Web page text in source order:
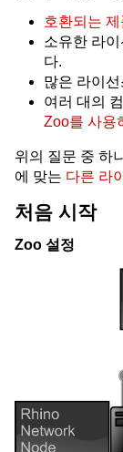
호환되는 제
소유한 라
다.
많은 라이
여러 대의
Zoo를 사용
위의 질문 중 하
에 맞는 다른 라
처음 시작
Zoo 설정